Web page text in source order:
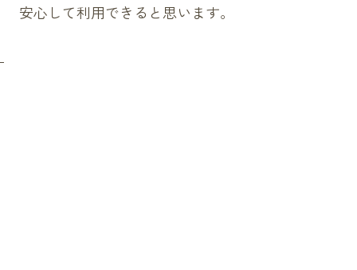
安心して利用できると思います。